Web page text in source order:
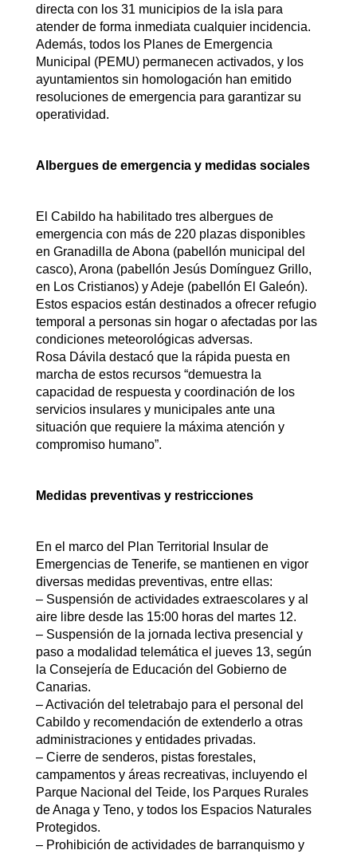
directa con los 31 municipios de la isla para
atender de forma inmediata cualquier incidencia.
Además, todos los Planes de Emergencia
Municipal (PEMU) permanecen activados, y los
ayuntamientos sin homologación han emitido
resoluciones de emergencia para garantizar su
operatividad.
Albergues de emergencia y medidas sociales
El Cabildo ha habilitado tres albergues de
emergencia con más de 220 plazas disponibles
en Granadilla de Abona (pabellón municipal del
casco), Arona (pabellón Jesús Domínguez Grillo,
en Los Cristianos) y Adeje (pabellón El Galeón).
Estos espacios están destinados a ofrecer refugio
temporal a personas sin hogar o afectadas por las
condiciones meteorológicas adversas.
Rosa Dávila destacó que la rápida puesta en
marcha de estos recursos “demuestra la
capacidad de respuesta y coordinación de los
servicios insulares y municipales ante una
situación que requiere la máxima atención y
compromiso humano”.
Medidas preventivas y restricciones
En el marco del Plan Territorial Insular de
Emergencias de Tenerife, se mantienen en vigor
diversas medidas preventivas, entre ellas:
– Suspensión de actividades extraescolares y al
aire libre desde las 15:00 horas del martes 12.
– Suspensión de la jornada lectiva presencial y
paso a modalidad telemática el jueves 13, según
la Consejería de Educación del Gobierno de
Canarias.
– Activación del teletrabajo para el personal del
Cabildo y recomendación de extenderlo a otras
administraciones y entidades privadas.
– Cierre de senderos, pistas forestales,
campamentos y áreas recreativas, incluyendo el
Parque Nacional del Teide, los Parques Rurales
de Anaga y Teno, y todos los Espacios Naturales
Protegidos.
– Prohibición de actividades de barranquismo y